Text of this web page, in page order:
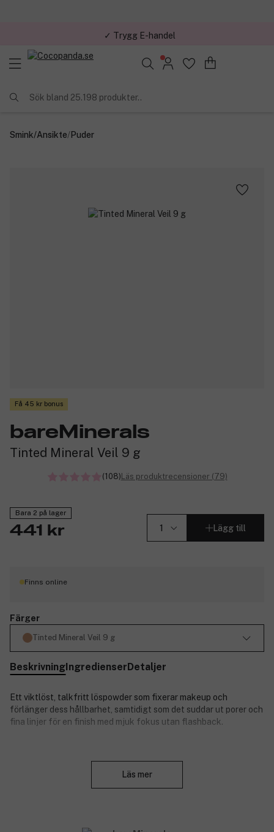
✓ Trygg E-handel
Sök bland 25.198 produkter..
Smink/Ansikte/Puder
Få 45 kr bonus
bareMinerals
Tinted Mineral Veil 9 g
(108)Läs produktrecensioner (79)
Bara 2 på lager
441 kr Lägg till
Finns online
Färger
Tinted Mineral Veil 9 g
BeskrivningIngredienserDetaljer
Ett viktlöst, talkfritt löspowder som fixerar makeup och
förlänger dess hållbarhet, samtidigt som det suddar ut porer och
fina linjer för en finish med mjuk fokus utan flashback.
Fixerar makeupen och förlänger hållbarheten.
Minimerar utseendet av porer och fina linjer.
Läs mer